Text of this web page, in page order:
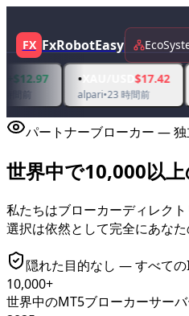
FX FxRobotEasy
•XAU/USD $17.42
alpari 23 時間前
•XAU/USD
fxchoice
パートナーブローカー — 独
世界中で10,000以
私たちはブローカーディレク
選択は依然として完全にあなた
隠れた目的なし — すべて
10,000+
世界中のMT5ブローカーサー